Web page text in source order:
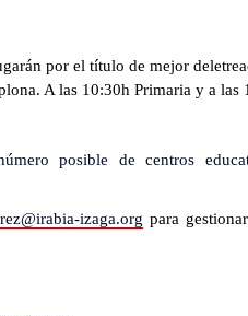
por el título de mejor
A las 10:30h Primaria y a las
posible de centros
izaga.org para